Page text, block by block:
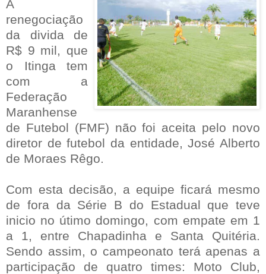
A
renegociação
da divida de
R$ 9 mil, que
o Itinga tem
com a
Federação
Maranhense
de Futebol (FMF) não foi aceita pelo novo
diretor de futebol da entidade, José Alberto
de Moraes Rêgo.
Com esta decisão, a equipe ficará mesmo
de fora da Série B do Estadual que teve
inicio no útimo domingo, com empate em 1
a 1, entre Chapadinha e Santa Quitéria.
Sendo assim, o campeonato terá apenas a
participação de quatro times: Moto Club,